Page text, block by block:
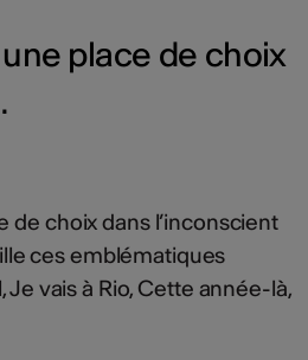
place de choix
choix dans l’inconscient
ces emblématiques
Je vais à Rio, Cette année-là,